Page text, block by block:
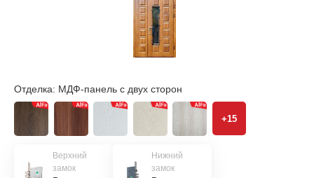
Отделка: МДФ-панель с двух сторон
+15
Верхний
замок
Нижний
замок